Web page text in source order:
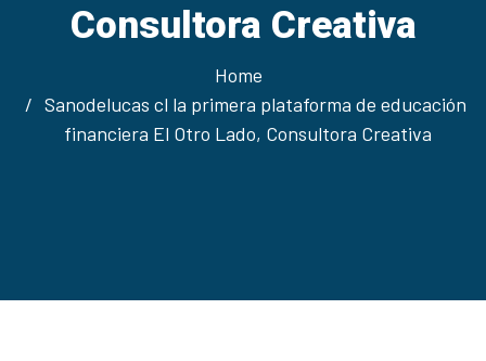
Consultora Creativa
Home
Sanodelucas cl la primera plataforma de educación
financiera El Otro Lado, Consultora Creativa